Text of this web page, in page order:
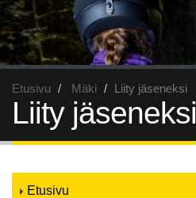
Etusivu Mäki Liity jäseneksi
Liity jäseneksi
Etusivu